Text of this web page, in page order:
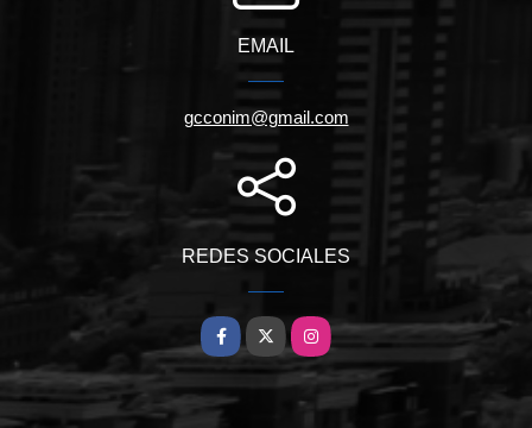
EMAIL
gcconim@gmail.com
REDES SOCIALES
Facebook
X Instagram